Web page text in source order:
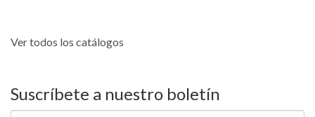
Ver todos los catálogos
Suscríbete a nuestro boletín